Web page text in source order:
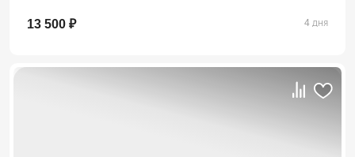
13 500 ₽ 4 дня